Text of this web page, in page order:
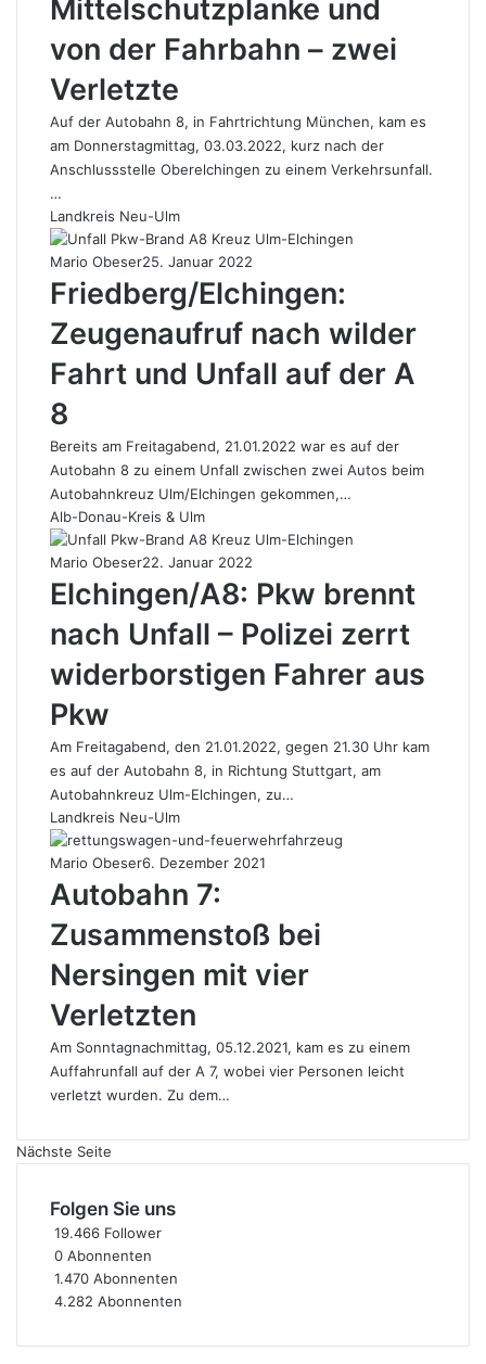
Mittelschutzplanke und
von der Fahrbahn – zwei
Verletzte
Auf der Autobahn 8, in Fahrtrichtung München, kam es
am Donnerstagmittag, 03.03.2022, kurz nach der
Anschlussstelle Oberelchingen zu einem Verkehrsunfall.
…
Landkreis Neu-Ulm
Mario Obeser25. Januar 2022
Friedberg/Elchingen:
Zeugenaufruf nach wilder
Fahrt und Unfall auf der A
8
Bereits am Freitagabend, 21.01.2022 war es auf der
Autobahn 8 zu einem Unfall zwischen zwei Autos beim
Autobahnkreuz Ulm/Elchingen gekommen,…
Alb-Donau-Kreis & Ulm
Mario Obeser22. Januar 2022
Elchingen/A8: Pkw brennt
nach Unfall – Polizei zerrt
widerborstigen Fahrer aus
Pkw
Am Freitagabend, den 21.01.2022, gegen 21.30 Uhr kam
es auf der Autobahn 8, in Richtung Stuttgart, am
Autobahnkreuz Ulm-Elchingen, zu…
Landkreis Neu-Ulm
Mario Obeser6. Dezember 2021
Autobahn 7:
Zusammenstoß bei
Nersingen mit vier
Verletzten
Am Sonntagnachmittag, 05.12.2021, kam es zu einem
Auffahrunfall auf der A 7, wobei vier Personen leicht
verletzt wurden. Zu dem…
Nächste Seite
Folgen Sie uns
19.466 Follower
0 Abonnenten
1.470 Abonnenten
4.282 Abonnenten